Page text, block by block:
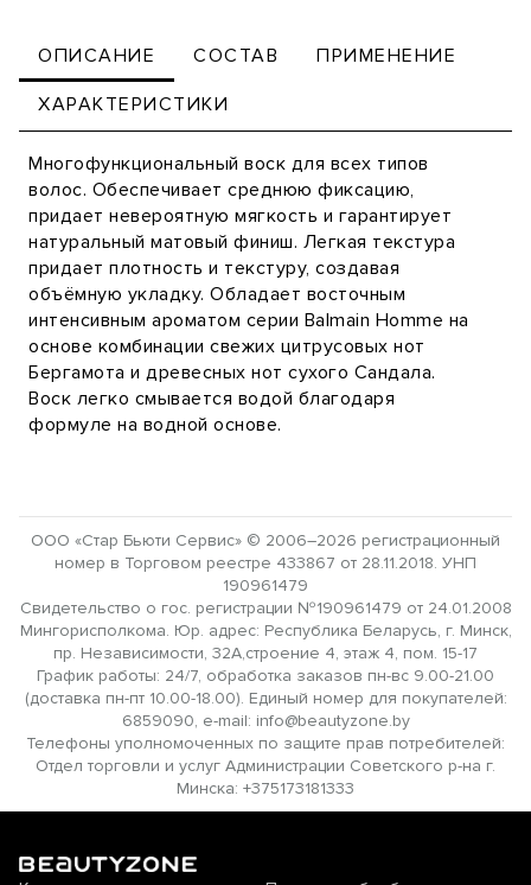
ОПИСАНИЕ СОСТАВ ПРИМЕНЕНИЕ
ХАРАКТЕРИСТИКИ
Многофункциональный воск для всех типов
волос. Обеспечивает среднюю фиксацию,
придает невероятную мягкость и гарантирует
натуральный матовый финиш. Легкая текстура
придает плотность и текстуру, создавая
объёмную укладку. Обладает восточным
интенсивным ароматом серии Balmain Homme на
основе комбинации свежих цитрусовых нот
Бергамота и древесных нот сухого Сандала.
Воск легко смывается водой благодаря
формуле на водной основе.
ООО «Стар Бьюти Сервис» © 2006–2026 регистрационный
номер в Торговом реестре 433867 от 28.11.2018. УНП
190961479
Свидетельство о гос. регистрации №190961479 от 24.01.2008
Мингорисполкома. Юр. адрес: Республика Беларусь, г. Минск,
пр. Независимости, 32А,строение 4, этаж 4, пом. 15-17
График работы: 24/7, обработка заказов пн-вс 9.00-21.00
(доставка пн-пт 10.00-18.00). Единый номер для покупателей:
6859090, e-mail: info@beautyzone.by
Телефоны уполномоченных по защите прав потребителей:
Отдел торговли и услуг Администрации Советского р-на г.
Минска: +375173181333